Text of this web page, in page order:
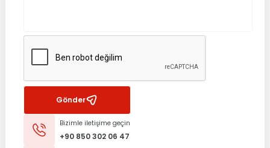
Gönder
Bizimle iletişime geçin
+90 850 302 06 47